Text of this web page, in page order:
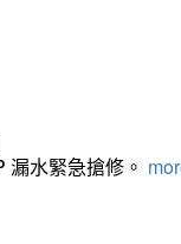
水緊急搶修。